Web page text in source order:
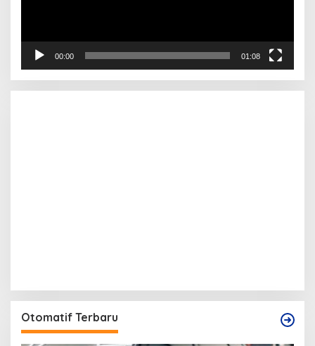
00:00 01:08
Otomatif Terbaru